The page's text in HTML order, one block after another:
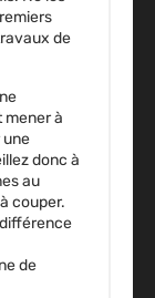
de
à
une
donc à
au
couper.
de